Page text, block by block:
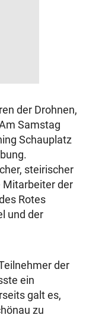
der Drohnen,
Samstag
Schauplatz
steirischer
Mitarbeiter der
Rotes
und der
der
ein
galt es,
zu